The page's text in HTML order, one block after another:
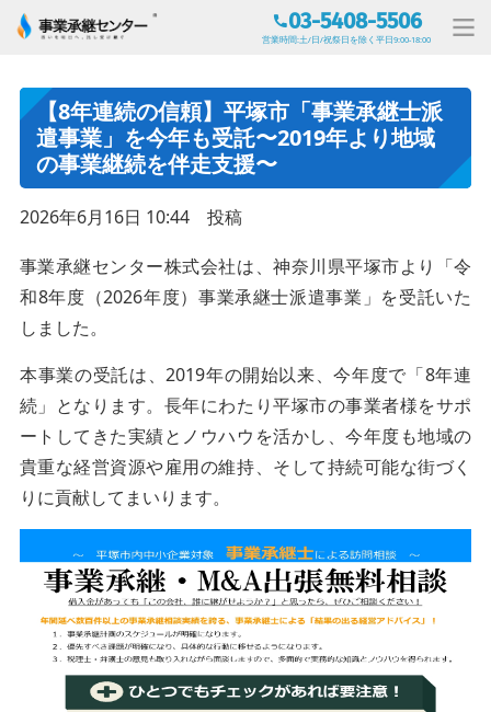
03-5408-5506
営業時間:土/日/祝祭日を除く平日9:00-18:00
【8年連続の信頼】平塚市「事業承継士派
遣事業」を今年も受託〜2019年より地域
の事業継続を伴走支援〜
2026年6月16日 10:44 投稿
事業承継センター株式会社は、神奈川県平塚市より「令
和8年度（2026年度）事業承継士派遣事業」を受託いた
しました。
本事業の受託は、2019年の開始以来、今年度で「8年連
続」となります。長年にわたり平塚市の事業者様をサポ
ートしてきた実績とノウハウを活かし、今年度も地域の
貴重な経営資源や雇用の維持、そして持続可能な街づく
りに貢献してまいります。